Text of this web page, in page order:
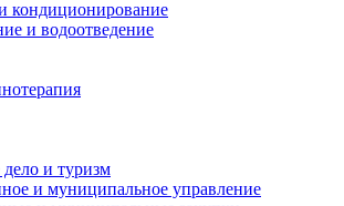
кондиционирование
и водоотведение
и туризм
и муниципальное управление